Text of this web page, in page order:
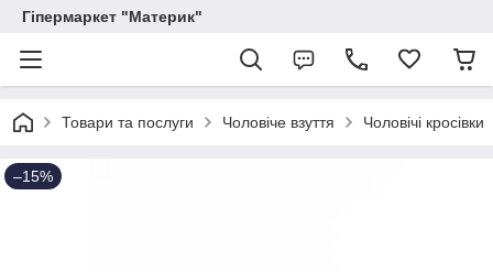
Гіпермаркет "Материк"
Товари та послуги Чоловіче взуття Чоловічі кросівки
–15%